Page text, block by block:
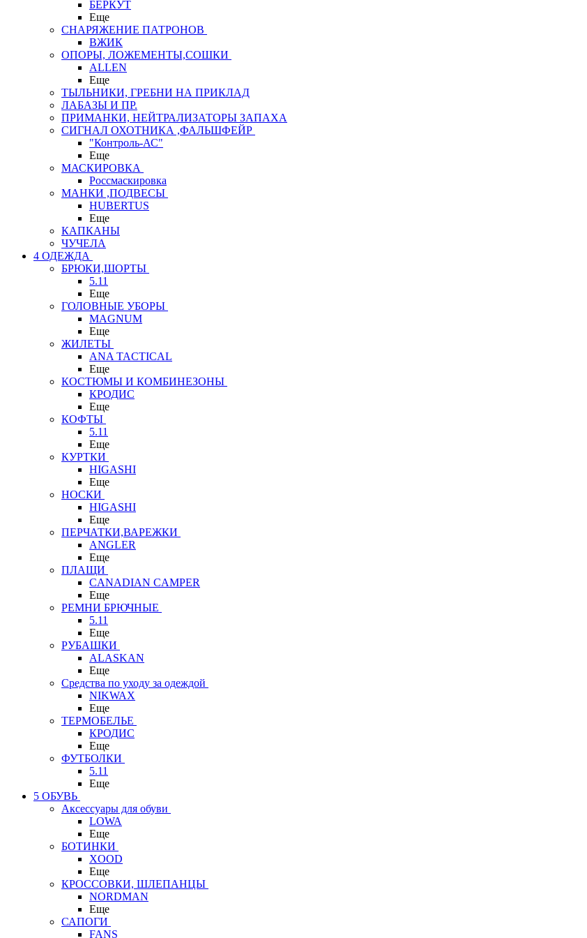
БЕРКУТ
Еще
СНАРЯЖЕНИЕ ПАТРОНОВ
ВЖИК
ОПОРЫ, ЛОЖЕМЕНТЫ,СОШКИ
ALLEN
Еще
ТЫЛЬНИКИ, ГРЕБНИ НА ПРИКЛАД
ЛАБАЗЫ И ПР.
ПРИМАНКИ, НЕЙТРАЛИЗАТОРЫ ЗАПАХА
СИГНАЛ ОХОТНИКА ,ФАЛЬШФЕЙР
"Контроль-АС"
Еще
МАСКИРОВКА
Россмаскировка
МАНКИ ,ПОДВЕСЫ
HUBERTUS
Еще
КАПКАНЫ
ЧУЧЕЛА
4 ОДЕЖДА
БРЮКИ,ШОРТЫ
5.11
Еще
ГОЛОВНЫЕ УБОРЫ
MAGNUM
Еще
ЖИЛЕТЫ
ANA TACTICAL
Еще
КОСТЮМЫ И КОМБИНЕЗОНЫ
КРОДИС
Еще
КОФТЫ
5.11
Еще
КУРТКИ
HIGASHI
Еще
НОСКИ
HIGASHI
Еще
ПЕРЧАТКИ,ВАРЕЖКИ
ANGLER
Еще
ПЛАЩИ
CANADIAN CAMPER
Еще
РЕМНИ БРЮЧНЫЕ
5.11
Еще
РУБАШКИ
ALASKAN
Еще
Средства по уходу за одеждой
NIKWAX
Еще
ТЕРМОБЕЛЬЕ
КРОДИС
Еще
ФУТБОЛКИ
5.11
Еще
5 ОБУВЬ
Аксессуары для обуви
LOWA
Еще
БОТИНКИ
XOOD
Еще
КРОССОВКИ, ШЛЕПАНЦЫ
NORDMAN
Еще
САПОГИ
FANS